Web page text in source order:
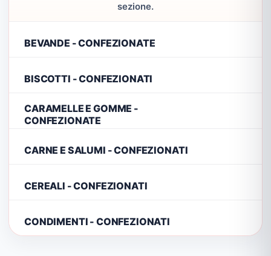
sezione.
BEVANDE - CONFEZIONATE
BISCOTTI - CONFEZIONATI
CARAMELLE E GOMME -
CONFEZIONATE
CARNE E SALUMI - CONFEZIONATI
CEREALI - CONFEZIONATI
CONDIMENTI - CONFEZIONATI